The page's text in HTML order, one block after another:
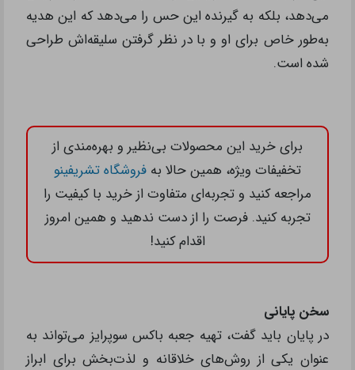
می‌کند که مناسب لحظات خاصی نظیر سالگرد یا روز
ولنتاین است.
باکس گل سوپرایز قابل طراحی و انتخاب بر اساس سلیقه
یادمان مشترک مربوط می‌شوند، می‌تواند ابراز توجه شما
به جزئیات را نشان دهد. این هدیه تنها یک جعبه گل
نیست، بلکه پیامی عاشقانه و معنادار را به همراه دارد.
نکته جذاب دیگر در خصوص باکس گل سوپرایز این است
که می‌توان آن را با هدایای کوچک دیگر ترکیب نمود. به
عنوان مثال، در کنار گل‌ها، یک کارت تبریک دست‌نویس،
می‌دهد، بلکه به گیرنده این حس را می‌دهد که این هدیه
به‌طور خاص برای او و با در نظر گرفتن سلیقه‌اش طراحی